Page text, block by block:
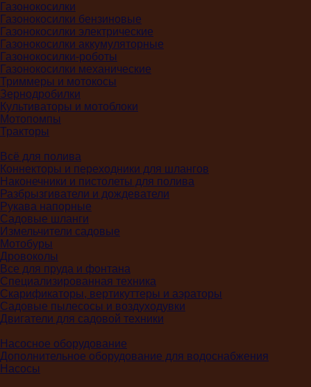
Газонокосилки
Газонокосилки бензиновые
Газонокосилки электрические
Газонокосилки аккумуляторные
Газонокосилки-роботы
Газонокосилки механические
Триммеры и мотокосы
Зернодробилки
Культиваторы и мотоблоки
Мотопомпы
Тракторы
Всё для полива
Коннекторы и переходники для шлангов
Наконечники и пистолеты для полива
Разбрызгиватели и дождеватели
Рукава напорные
Садовые шланги
Измельчители садовые
Мотобуры
Дровоколы
Все для пруда и фонтана
Специализированная техника
Скарификаторы, вертикуттеры и аэраторы
Садовые пылесосы и воздуходувки
Двигатели для садовой техники
Насосное оборудование
Дополнительное оборудование для водоснабжения
Насосы